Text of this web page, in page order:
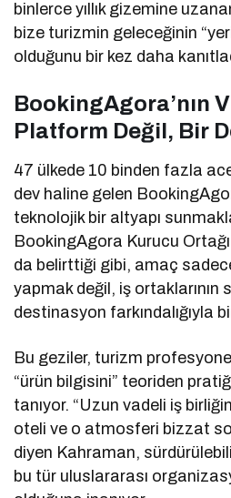
binlerce yıllık gizemine
bize turizmin geleceğinin
olduğunu bir kez daha
BookingAgora’nın
Platform Değil, Bir
47 ülkede 10 binden fazla
dev haline gelen
teknolojik bir altyapı
BookingAgora Kurucu
da belirttiği gibi, amaç
yapmak değil, iş ortaklarının
destinasyon farkındalığıyla
Bu geziler, turizm
“ürün bilgisini” teoriden
tanıyor. “Uzun vadeli iş
oteli ve o atmosferi bizzat
diyen Kahraman,
bu tür uluslararası